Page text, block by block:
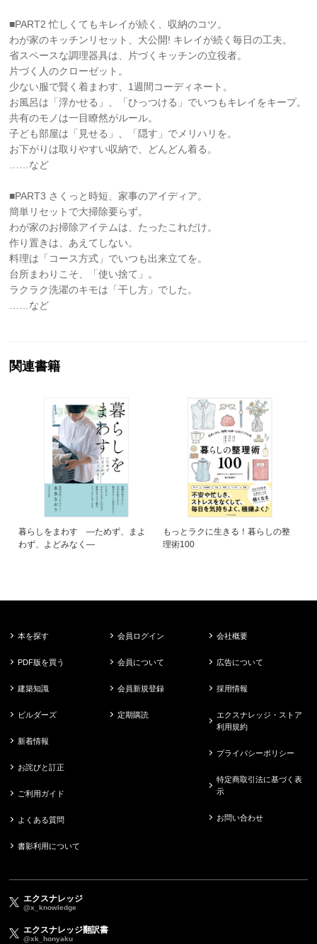
■PART2 忙しくてもキレイが続く、収納のコツ。
わが家のキッチンリセット、大公開! キレイが続く毎日の工夫。
省スペースな調理器具は、片づくキッチンの立役者。
片づく人のクローゼット。
少ない服で賢く着まわす、1週間コーディネート。
お風呂は「浮かせる」、「ひっつける」でいつもキレイをキープ。
共有のモノは一目瞭然がルール。
子ども部屋は「見せる」、「隠す」でメリハリを。
お下がりは取りやすい収納で、どんどん着る。
……など
■PART3 さくっと時短、家事のアイディア。
簡単リセットで大掃除要らず。
わが家のお掃除アイテムは、たったこれだけ。
作り置きは、あえてしない。
料理は「コース方式」でいつも出来立てを。
台所まわりこそ、「使い捨て」。
ラクラク洗濯のキモは「干し方」でした。
……など
関連書籍
暮らしをまわす ―ためず、まよ
わず、よどみなく―
もっとラクに生きる！暮らしの整
理術100
本を探す
PDF版を買う
建築知識
ビルダーズ
新着情報
お詫びと訂正
ご利用ガイド
よくある質問
書影利用について
会員ログイン
会員について
会員新規登録
定期購読
会社概要
広告について
採用情報
エクスナレッジ・ストア
利用規約
プライバシーポリシー
特定商取引法に基づく表
示
お問い合わせ
エクスナレッジ
@x_knowledge
エクスナレッジ翻訳書
@xk_honyaku